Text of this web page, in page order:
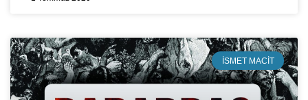
İSMET MACIT